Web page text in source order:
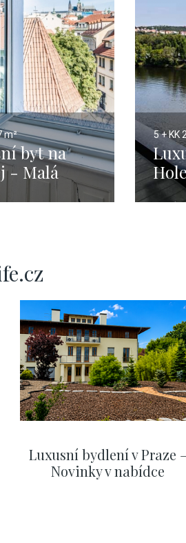
m²
byt na
- Malá
- 257 m
5 + KK
Luxusní bydlení v Praze
Novinky v nabídce